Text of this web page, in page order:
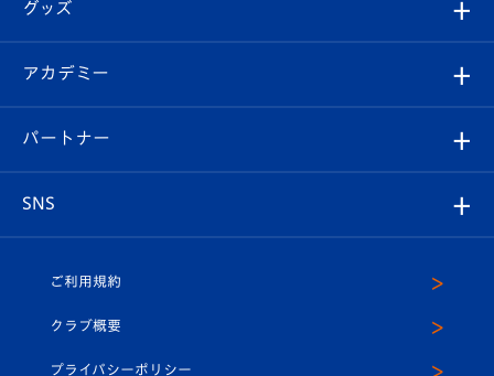
チケット
イベント
メディア
ホームタウン
スタッフプロフィール
マスコット紹介
Revive Team
ヴィヴィくんの長崎おもてなしガイド
フォトギャラリー
スタジアムグルメ
V-LOVERS（ファンクラブ）
プレイヤーズスイート
グッズ
オンラインショップ
店舗情報
アカデミー
育成からのお知らせ
U-18
パートナー
SNS
ヴィヴィくんインスタグラム
ご利用規約
クラブ概要
プライバシーポリシー